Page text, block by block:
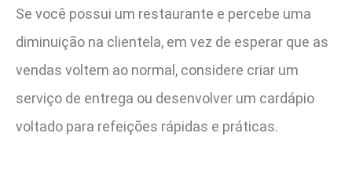
Se você possui um restaurante e percebe uma
diminuição na clientela, em vez de esperar que as
vendas voltem ao normal, considere criar um
serviço de entrega ou desenvolver um cardápio
voltado para refeições rápidas e práticas.